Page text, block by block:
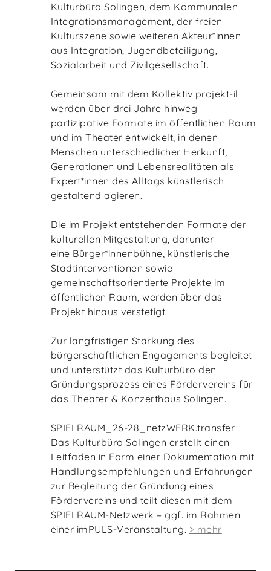
Kulturbüro Solingen, dem Kommunalen
Integrationsmanagement, der freien
Kulturszene sowie weiteren Akteur*innen
aus Integration, Jugendbeteiligung,
Sozialarbeit und Zivilgesellschaft.
Gemeinsam mit dem Kollektiv projekt-il
werden über drei Jahre hinweg
partizipative Formate im öffentlichen Raum
und im Theater entwickelt, in denen
Menschen unterschiedlicher Herkunft,
Generationen und Lebensrealitäten als
Expert*innen des Alltags künstlerisch
gestaltend agieren.
Die im Projekt entstehenden Formate der
kulturellen Mitgestaltung, darunter
eine Bürger*innenbühne, künstlerische
Stadtinterventionen sowie
gemeinschaftsorientierte Projekte im
öffentlichen Raum, werden über das
Projekt hinaus verstetigt.
Zur langfristigen Stärkung des
bürgerschaftlichen Engagements begleitet
und unterstützt das Kulturbüro den
Gründungsprozess eines Fördervereins für
das Theater & Konzerthaus Solingen.
SPIELRAUM_26-28_netzWERK.transfer
Das Kulturbüro Solingen erstellt einen
Leitfaden in Form einer Dokumentation mit
Handlungsempfehlungen und Erfahrungen
zur Begleitung der Gründung eines
Fördervereins und teilt diesen mit dem
SPIELRAUM-Netzwerk – ggf. im Rahmen
einer imPULS-Veranstaltung. > mehr